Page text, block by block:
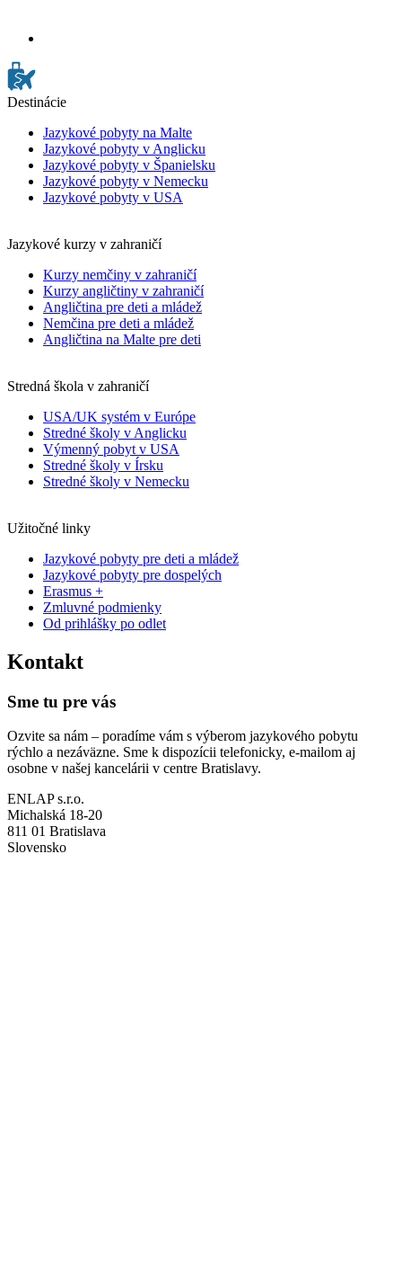
Destinácie
Jazykové pobyty na Malte
Jazykové pobyty v Anglicku
Jazykové pobyty v Španielsku
Jazykové pobyty v Nemecku
Jazykové pobyty v USA
Jazykové kurzy v zahraničí
Kurzy nemčiny v zahraničí
Kurzy angličtiny v zahraničí
Angličtina pre deti a mládež
Nemčina pre deti a mládež
Angličtina na Malte pre deti
Stredná škola v zahraničí
USA/UK systém v Európe
Stredné školy v Anglicku
Výmenný pobyt v USA
Stredné školy v Írsku
Stredné školy v Nemecku
Užitočné linky
Jazykové pobyty pre deti a mládež
Jazykové pobyty pre dospelých
Erasmus +
Zmluvné podmienky
Od prihlášky po odlet
Kontakt
Sme tu pre vás
Ozvite sa nám – poradíme vám s výberom jazykového pobytu
rýchlo a nezáväzne. Sme k dispozícii telefonicky, e-mailom aj
osobne v našej kancelárii v centre Bratislavy.
ENLAP s.r.o.
Michalská 18-20
811 01 Bratislava
Slovensko